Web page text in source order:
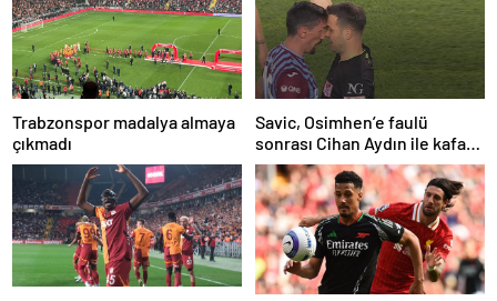
Trabzonspor madalya almaya
çıkmadı
Savic, Osimhen’e faulü
sonrası Cihan Aydın ile kafa
kafaya geldi!